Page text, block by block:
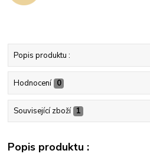
Popis produktu :
Hodnocení 0
Související zboží 1
Popis produktu :